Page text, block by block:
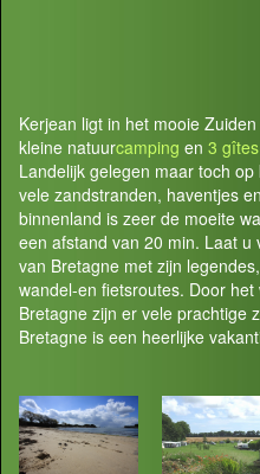
Kerjean ligt in het mooie
kleine natuurcamping en 3 gîtes
Landelijk gelegen maar toch
vele zandstranden, haventjes
binnenland is zeer de moeite
een afstand van 20 min. Laat
van Bretagne met zijn
wandel-en fietsroutes. Door
Bretagne zijn er vele prachtige
Bretagne is een heerlijke